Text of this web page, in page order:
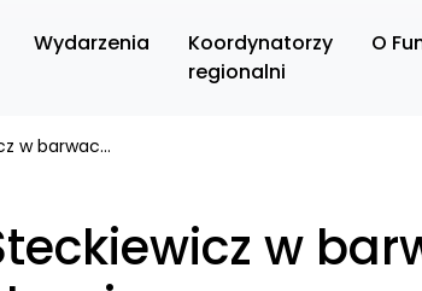
Wydarzenia
Koordynatorzy
regionalni
O
Doktor Paweł Steckiewicz w barwach Fundacji na Biegu w Krakowie
w